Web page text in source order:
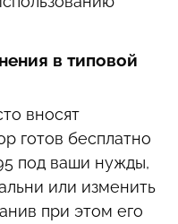
в типовой
вносят
готов бесплатно
под ваши нужды,
или изменить
при этом его